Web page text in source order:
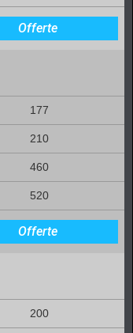
Offerte
177
210
460
520
Offerte
200